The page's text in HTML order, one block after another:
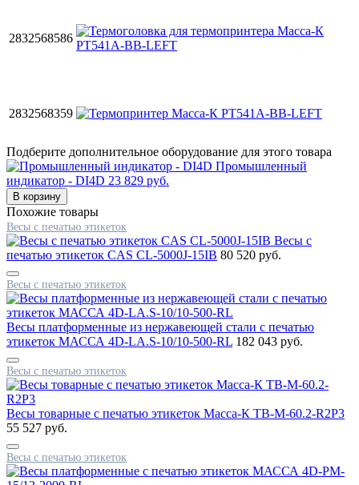
2832568586
2832568359
Подберите дополнительное оборудование для этого товара
Промышленный
индикатор - DI4D 23 829 руб.
Похожие товары
Весы с печатью этикеток
Весы с
печатью этикеток CAS CL-5000J-15IB 80 520 руб.
Весы с печатью этикеток
Весы платформенные из нержавеющей стали с печатью
этикеток МАССА 4D-LA.S-10/10-500-RL 182 043 руб.
Весы с печатью этикеток
Весы товарные с печатью этикеток Масса-К TB-M-60.2-R2P3
55 527 руб.
Весы с печатью этикеток